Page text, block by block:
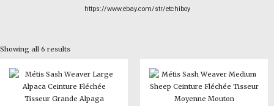
https://www.ebay.com/str/etchiboy
Showing all 6 results